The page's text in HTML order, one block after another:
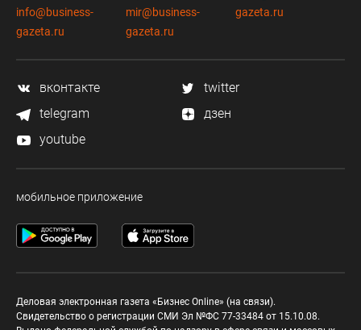
info@business-
gazeta.ru
mir@business-
gazeta.ru
gazeta.ru
вконтакте
twitter
telegram
дзен
youtube
мобильное приложение
Деловая электронная газета «Бизнес Online» (на связи).
Свидетельство о регистрации СМИ Эл №ФС 77-33484 от 15.10.08.